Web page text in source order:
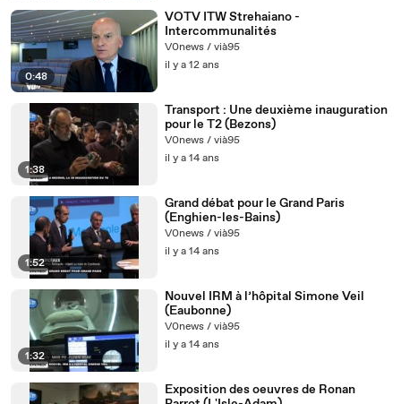
0:48
VOTV ITW Strehaiano -
Intercommunalités
V0news / vià95
il y a 12 ans
1:38
Transport : Une deuxième inauguration
pour le T2 (Bezons)
V0news / vià95
il y a 14 ans
1:52
Grand débat pour le Grand Paris
(Enghien-les-Bains)
V0news / vià95
il y a 14 ans
1:32
Nouvel IRM à l’hôpital Simone Veil
(Eaubonne)
V0news / vià95
il y a 14 ans
Exposition des oeuvres de Ronan